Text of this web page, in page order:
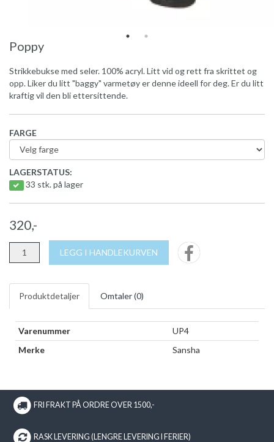
Poppy
Strikkebukse med seler. 100% acryl. Litt vid og rett fra skrittet og
opp. Liker du litt "baggy" varmetøy er denne ideell for deg. Er du litt
kraftig vil den bli ettersittende.
FARGE
LAGERSTATUS:
33 stk. på lager
320,-
LEGG I HANDLEKURVEN
Produktdetaljer Omtaler (0)
Varenummer
UP4
Merke
Sansha
FRI FRAKT PÅ ORDRE OVER 1500,-
RASK LEVERING (LENGRE LEVERING I FERIER)